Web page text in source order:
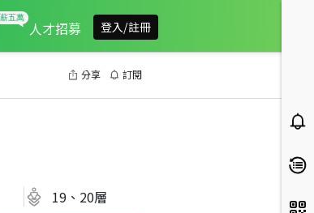
人才招募 登入/註冊
分享 訂閱
19、20層